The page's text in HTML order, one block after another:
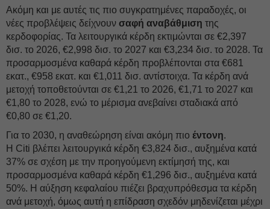
Ακόμη και με αυτές τις πιο συγκρατημένες παραδοχές, οι
νέες προβλέψεις δείχνουν σαφή αναβάθμιση της
κερδοφορίας. Τα λειτουργικά κέρδη εκτιμώνται σε €2,397
δισ. το 2026, €2,998 δισ. το 2027 και €3,234 δισ. το 2028. Τα
προσαρμοσμένα καθαρά κέρδη προβλέπονται στα €681
εκατ., €958 εκατ. και €1,011 δισ. αντίστοιχα. Τα κέρδη ανά
μετοχή τοποθετούνται σε €1,21 το 2026, €1,71 το 2027 και
€1,80 το 2028, ενώ το μέρισμα ανεβαίνει σταδιακά από
€0,80 σε €1,20.
Για το 2030, η αναθεώρηση είναι ακόμη πιο έντονη.
Η Citi βλέπει λειτουργικά κέρδη €3,824 δισ., αυξημένα κατά
37% σε σχέση με την προηγούμενη εκτίμησή της, και
προσαρμοσμένα καθαρά κέρδη €1,296 δισ., αυξημένα κατά
50%. Η αύξηση κεφαλαίου πιέζει βραχυπρόθεσμα τα κέρδη
ανά μετοχή, όμως αυτή η επίδραση σχεδόν μηδενίζεται μέχρι